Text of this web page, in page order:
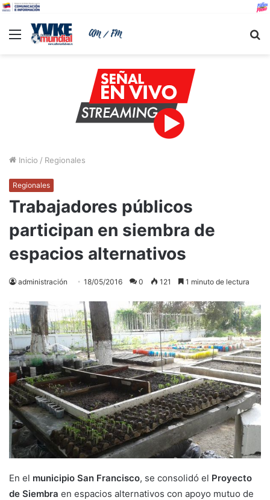
Menu
Inicio / Regionales
Regionales
Trabajadores públicos
participan en siembra de
espacios alternativos
administración 18/05/2016 0 121 1 minuto de lectura
En el municipio San Francisco, se consolidó el Proyecto
de Siembra en espacios alternativos con apoyo mutuo de